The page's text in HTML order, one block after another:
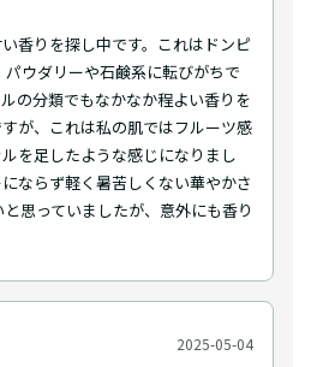
香りを探し中です。これはドンピ
ウダリーや石鹸系に転びがちで
の分類でもなかなか程よい香りを
が、これは私の肌ではフルーツ感
を足したような感じになりまし
ならず軽く暑苦しくない華やかさ
思っていましたが、意外にも香り
2025-05-04